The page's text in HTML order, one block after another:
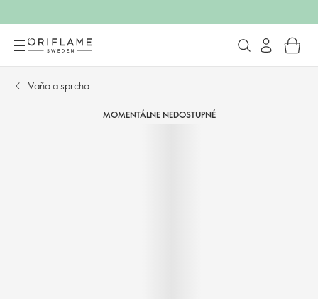
Vaňa a sprcha
MOMENTÁLNE NEDOSTUPNÉ